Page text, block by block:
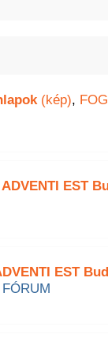
(kép),
EST
EST